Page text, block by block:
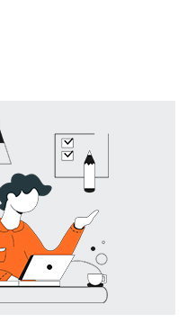
试指标 我们用ping（延迟